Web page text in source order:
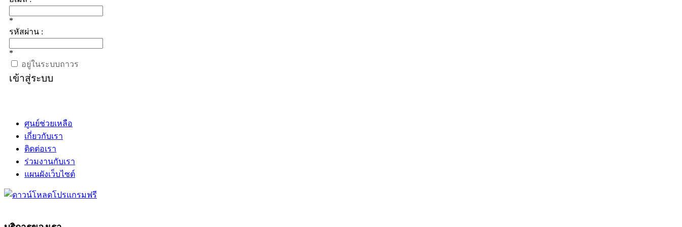
*
รหัสผ่าน :
*
อยู่ในระบบถาวร
เข้าสู่ระบบ
ศูนย์ช่วยเหลือ
เกี่ยวกับเรา
ติดต่อเรา
ร่วมงานกับเรา
แผนผังเว็บไซต์